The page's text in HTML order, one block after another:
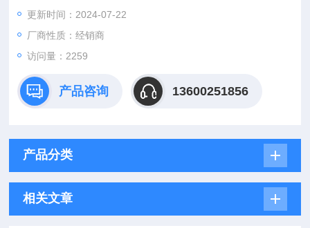
更新时间：2024-07-22
厂商性质：经销商
访问量：2259
产品咨询 13600251856
产品分类
相关文章